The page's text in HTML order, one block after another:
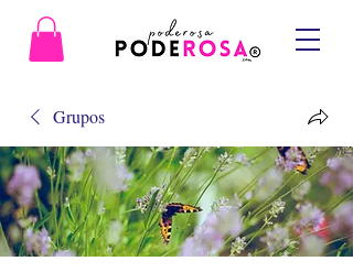
Grupos